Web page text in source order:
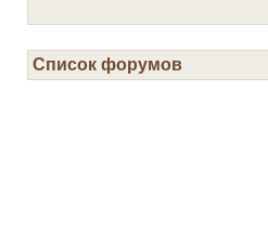
Список форумов